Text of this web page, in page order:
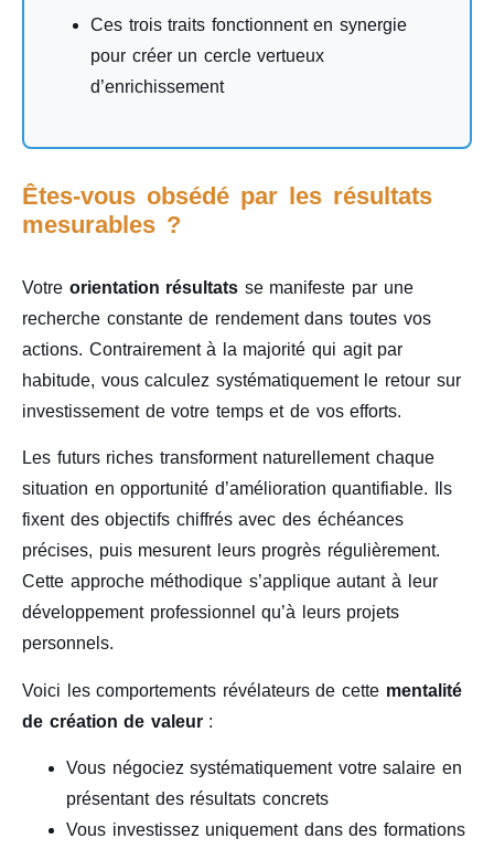
Ces trois traits fonctionnent en synergie
pour créer un cercle vertueux
d’enrichissement
Êtes-vous obsédé par les résultats
mesurables ?
Votre orientation résultats se manifeste par une
recherche constante de rendement dans toutes vos
actions. Contrairement à la majorité qui agit par
habitude, vous calculez systématiquement le retour sur
investissement de votre temps et de vos efforts.
Les futurs riches transforment naturellement chaque
situation en opportunité d’amélioration quantifiable. Ils
fixent des objectifs chiffrés avec des échéances
précises, puis mesurent leurs progrès régulièrement.
Cette approche méthodique s’applique autant à leur
développement professionnel qu’à leurs projets
personnels.
Voici les comportements révélateurs de cette mentalité
de création de valeur:
Vous négociez systématiquement votre salaire en
présentant des résultats concrets
Vous investissez uniquement dans des formations